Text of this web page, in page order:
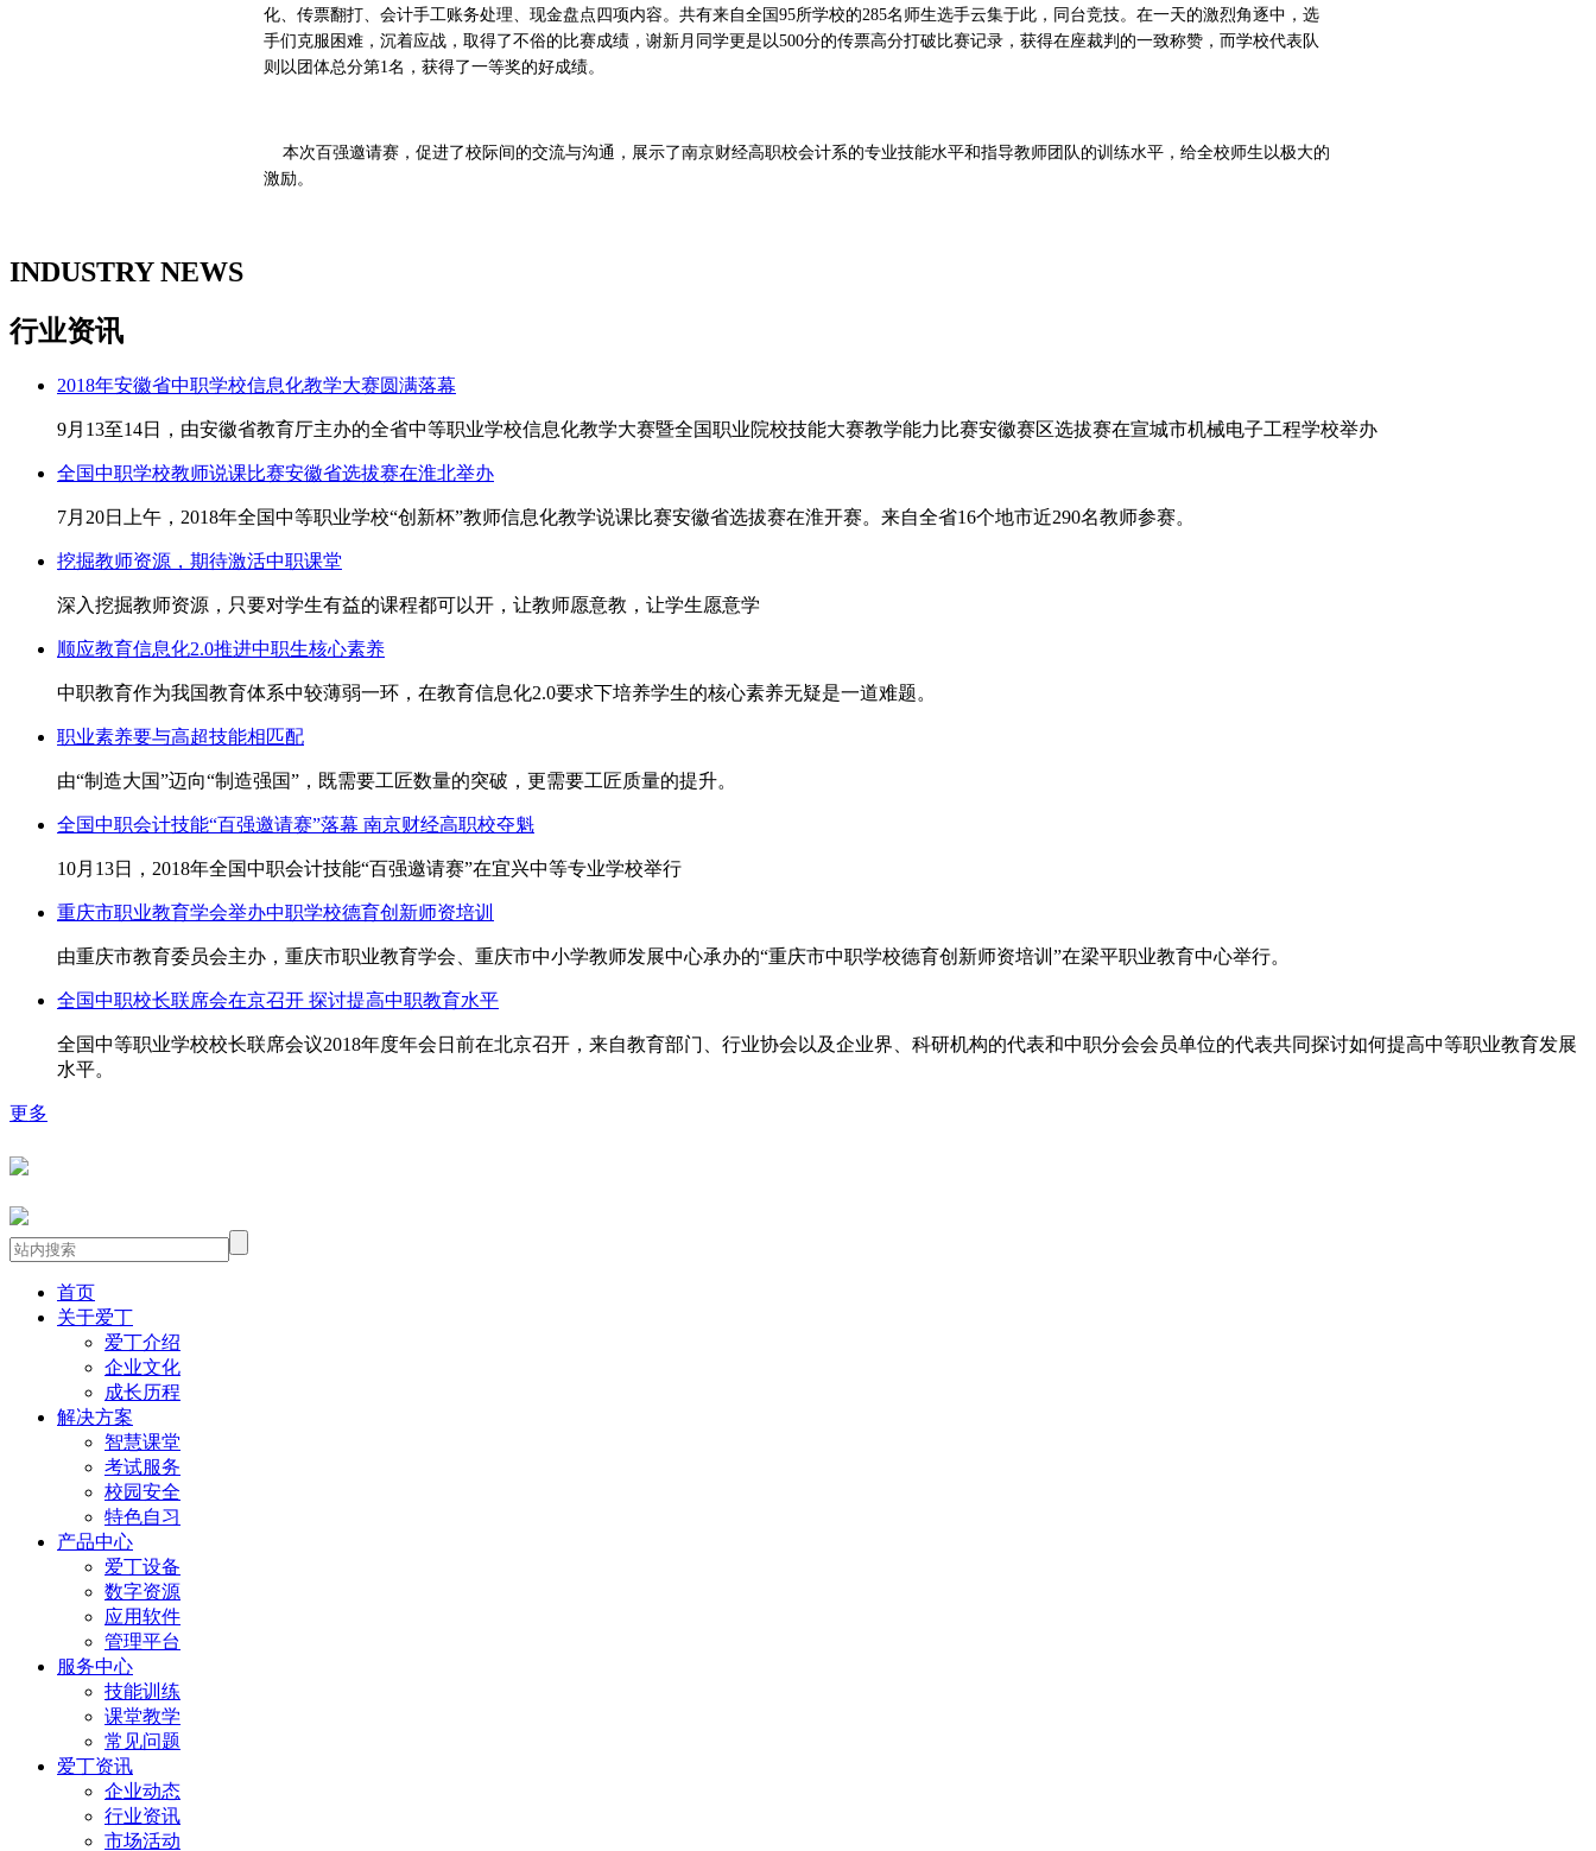
化、传票翻打、会计手工账务处理、现金盘点四项内容。共有来自全国95所学校的285名师生选手云集于此，同台竞技。在一天的激烈角逐中，选
手们克服困难，沉着应战，取得了不俗的比赛成绩，谢新月同学更是以500分的传票高分打破比赛记录，获得在座裁判的一致称赞，而学校代表队
则以团体总分第1名，获得了一等奖的好成绩。
本次百强邀请赛，促进了校际间的交流与沟通，展示了南京财经高职校会计系的专业技能水平和指导教师团队的训练水平，给全校师生以极大的
激励。
INDUSTRY NEWS
行业资讯
2018年安徽省中职学校信息化教学大赛圆满落幕
9月13至14日，由安徽省教育厅主办的全省中等职业学校信息化教学大赛暨全国职业院校技能大赛教学能力比赛安徽赛区选拔赛在宣城市机械电子工程学校举办
全国中职学校教师说课比赛安徽省选拔赛在淮北举办
7月20日上午，2018年全国中等职业学校“创新杯”教师信息化教学说课比赛安徽省选拔赛在淮开赛。来自全省16个地市近290名教师参赛。
挖掘教师资源，期待激活中职课堂
深入挖掘教师资源，只要对学生有益的课程都可以开，让教师愿意教，让学生愿意学
顺应教育信息化2.0推进中职生核心素养
中职教育作为我国教育体系中较薄弱一环，在教育信息化2.0要求下培养学生的核心素养无疑是一道难题。
职业素养要与高超技能相匹配
由“制造大国”迈向“制造强国”，既需要工匠数量的突破，更需要工匠质量的提升。
全国中职会计技能“百强邀请赛”落幕 南京财经高职校夺魁
10月13日，2018年全国中职会计技能“百强邀请赛”在宜兴中等专业学校举行
重庆市职业教育学会举办中职学校德育创新师资培训
由重庆市教育委员会主办，重庆市职业教育学会、重庆市中小学教师发展中心承办的“重庆市中职学校德育创新师资培训”在梁平职业教育中心举行。
全国中职校长联席会在京召开 探讨提高中职教育水平
全国中等职业学校校长联席会议2018年度年会日前在北京召开，来自教育部门、行业协会以及企业界、科研机构的代表和中职分会会员单位的代表共同探讨如何提高中等职业教育发展
水平。
更多
首页
关于爱丁
爱丁介绍
企业文化
成长历程
解决方案
智慧课堂
考试服务
校园安全
特色自习
产品中心
爱丁设备
数字资源
应用软件
管理平台
服务中心
技能训练
课堂教学
常见问题
爱丁资讯
企业动态
行业资讯
市场活动